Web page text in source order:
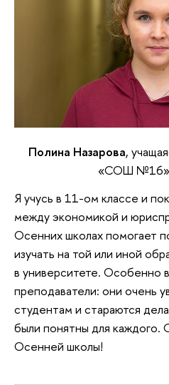
Полина Назарова,
«СОШ №16»,
Я учусь в 11-ом классе и
между экономикой и
Осенних школах помогает
изучать на той или иной
в университете. Особенно
преподаватели: они очень
студентам и стараются
были понятны для каждого.
Осенней школы!